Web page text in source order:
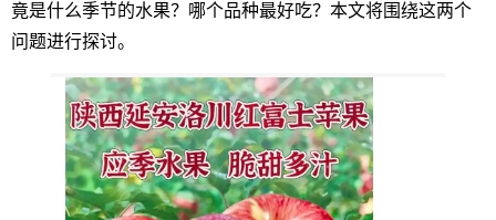
竟是什么季节的水果？哪个品种最好吃？本文将围绕这两个
问题进行探讨。